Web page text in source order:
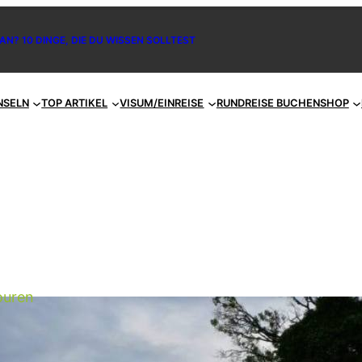
10 DINGE, DIE DU WISSEN SOLLTEST
TOP ARTIKEL VISUM/EINREISE RUNDREISE BUCHENSHOP
Abenteuer in Bali: Erlebe drei
Tage in der Natur